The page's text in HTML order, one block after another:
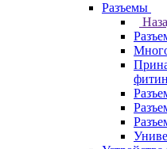
Разъемы